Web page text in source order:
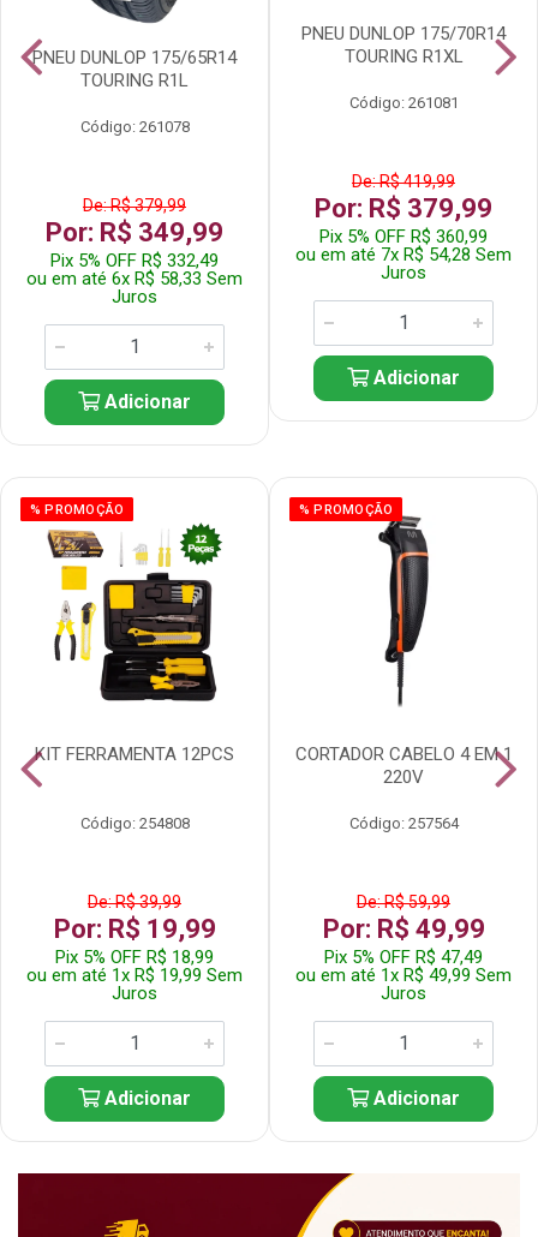
PNEU DUNLOP 175/65R14
TOURING R1L
Código: 261078
De: R$ 379,99
Por: R$ 349,99
Pix 5% OFF R$ 332,49
ou em até 6x R$ 58,33 Sem
Juros
Adicionar
PNEU DUNLOP 175/70R14
TOURING R1XL
Código: 261081
De: R$ 419,99
Por: R$ 379,99
Pix 5% OFF R$ 360,99
ou em até 7x R$ 54,28 Sem
Juros
Adicionar
% PROMOÇÃO
KIT FERRAMENTA 12PCS
Código: 254808
De: R$ 39,99
Por: R$ 19,99
Pix 5% OFF R$ 18,99
ou em até 1x R$ 19,99 Sem
Juros
Adicionar
% PROMOÇÃO
CORTADOR CABELO 4 EM 1
220V
Código: 257564
De: R$ 59,99
Por: R$ 49,99
Pix 5% OFF R$ 47,49
ou em até 1x R$ 49,99 Sem
Juros
Adicionar